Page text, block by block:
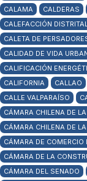
CALAMA CALDERAS
CALEFACCIÓN
CALETA DE
CALIDAD DE VIDA
CALIFICACIÓN
CALIFORNIA
CALLAO
CALLE VALPARAÍSO
CÁMARA CHILENA DE
CÁMARA CHILENA DE
CÁMARA DE COMERCIO
CÁMARA DE LA
CÁMARA DEL SENADO